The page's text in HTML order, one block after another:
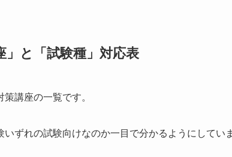
」と「試験種」対応表
講座の一覧です。
ずれの試験向けなのか一目で分かるようにしてい